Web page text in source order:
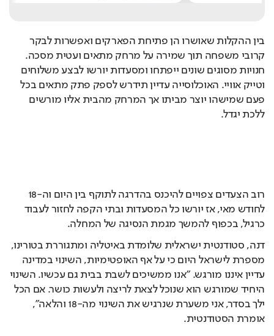
בין ההקלות שאושרו הן פתיחת הפארקים ואפשרות לבקר
קרובי משפחה תוך שמירה על מרחק מתאים ועטית מסכה.
חנויות מסוגים שונים ייפתחו ומסעדות יורשו לבצע משלוחים
וטייק אוויי. האוכלוסייה עדיין תידרש לספק פתק מתאים בכל
פעם שמישהו יוצר מביתו אך המרחק מהבית אליו מורשים
ללכת יגדל.
רוב הצעדים צפויים להיכנס בהדרגה לתוקף בין היום וה-18
לחודש מאי, אז יורשו כל המסעדות ובתי הקפה לחזור לעבוד
כרגיל, בכפוף להמשך מגמת הנסיגה של המחלה.
דנה, סטודנטית ישראלית שלומדת באיטליה ומתגוררת בטורינו,
מספרת לישראל היום כי על אף האופטימיות, השינוי במדינה
עדיין איננו מורגש. "אנו ממשיכים לשבת בבית גם עכשיו. השינוי
היחיד שמורגש הוא שנוכל לצאת לריצה ולעשות כושר. אם הכל
ילך בסדר, אני משערת שנרגיש את השינוי מה-18 והלאה",
אומרת הסטודנטית.